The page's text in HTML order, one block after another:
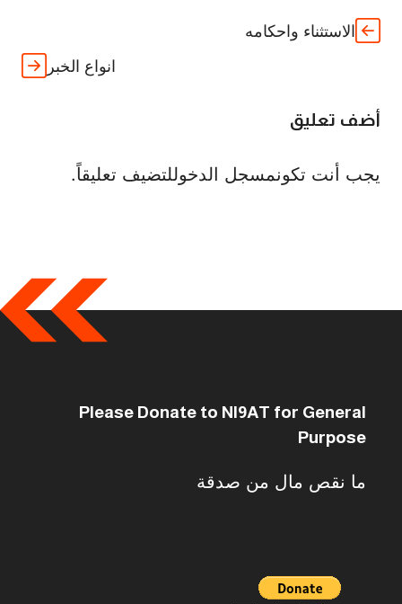
الاستثناء واحكامه
انواع الخبر
أضف تعليق
يجب أنت تكونمسجل الدخوللتضيف تعليقاً.
Please Donate to NI9AT for General
Purpose
ما نقص مال من صدقة